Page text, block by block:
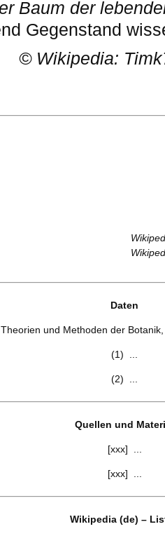
Baum der
Gegenstand
© Wikipedia:
Daten
und Methoden der
(1) ...
(2) ...
Quellen und
[xxx] ...
[xxx] ...
Wikipedia (de) –